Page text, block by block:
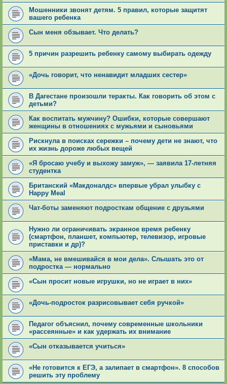
Мошенники звонят детям. 5 правил, которые защитят
вашего ребенка
Сын меня обзывает. Что делать?
5 причин разрешить ребенку самому выбирать одежду
«Дочь говорит, что ненавидит младших сестер»
В Дагестане произошли теракты. Как говорить об этом с
детьми?
Как воспитать мужчину? Ошибки, которые совершают
женщины в отношениях с мужьями и сыновьями
Рискнула в поисках сережки – почему дети не знают, что
их жизнь дороже любых вещей
«Я бросаю учебу и выхожу замуж», — заявила 17-летняя
студентка
Британский «Макдоналдс» впервые убрал улыбку с
Happy Meal
Чат-боты заменяют подросткам общение с друзьями
Нужно ли ограничивать экранное время ребенку
(смартфон, планшет, компьютер, телевизор, игровые
приставки и др)?
«Мама, не вмешивайся в мои дела». Слышать это от
подростка — нормально
«Сын просит новые игрушки, но не играет в них»
«Дочь-подросток разрисовывает себя ручкой»
Педагог объяснил, почему современные школьники
«рассеянные» и как удержать их внимание
«Сын отказывается учиться»
«Не готовится к ЕГЭ, а залипает в смартфон». 8 способов
решить эту проблему